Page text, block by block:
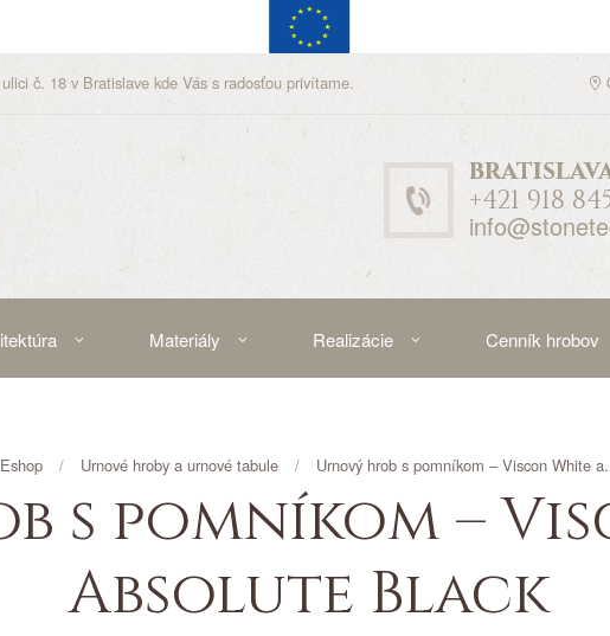
č. 18 v Bratislave kde Vás s radosťou privítame.
+421 918
Materiály Realizácie Cenník hrobov
Eshop Urnové hroby a urnové tabule Urnový hrob s pomníkom – Viscon White
s pomníkom –
Absolute Black